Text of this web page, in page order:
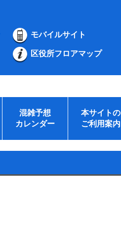
モバイルサイト
区役所フロアマップ
混雑予想
カレンダー
本サイトの
ご利用案内